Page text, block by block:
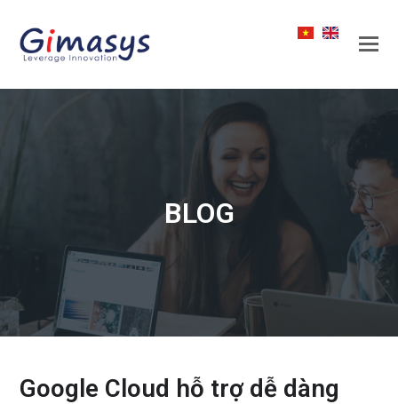
BLOG
Google Cloud hỗ trợ dễ dàng